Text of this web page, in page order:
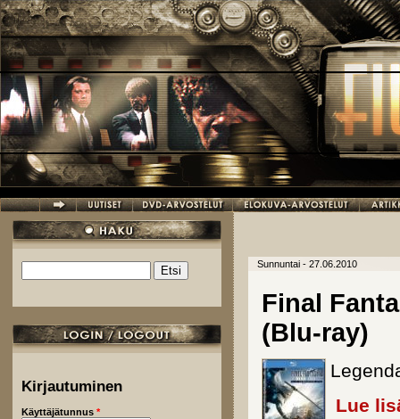
Hyppää pääsisältöön
Hakulomake
Kirjautuminen
Käyttäjätunnus *
Sunnuntai - 27.06.2010
Final
(Blu-ray)
Lue